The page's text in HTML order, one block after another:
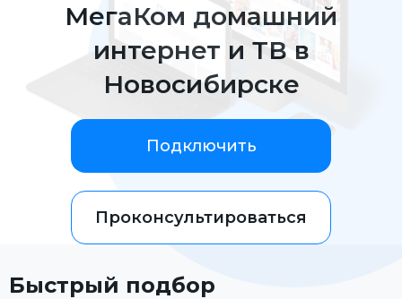
МегаКом домашний
интернет и ТВ в
Новосибирске
Подключить
Проконсультироваться
Быстрый подбор